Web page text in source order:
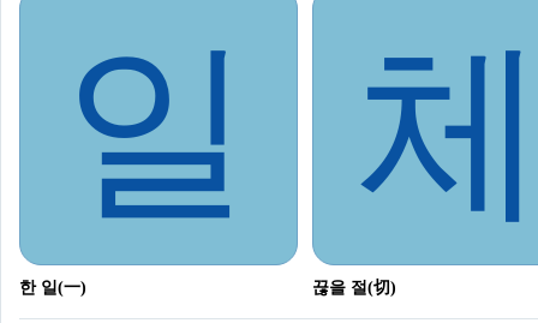
일
한 일(一) 끊을 절(切)